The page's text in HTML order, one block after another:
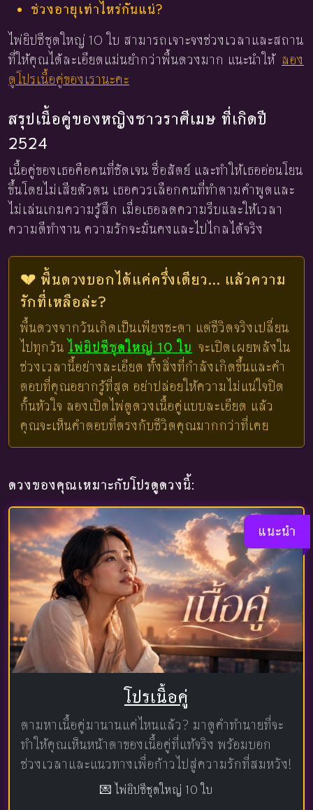
ช่วงอายุเท่าไหร่กันแน่?
ไพ่ยิปซีชุดใหญ่ 10 ใบ สามารถเจาะจงช่วงเวลาและสถาน
ที่ให้คุณได้ละเอียดแม่นยำกว่าพื้นดวงมาก แนะนำให้ ลอง
ดูโปรเนื้อคู่ของเรานะคะ
สรุปเนื้อคู่ของหญิงชาวราศีเมษ ที่เกิดปี
2524
เนื้อคู่ของเธอคือคนที่ชัดเจน ซื่อสัตย์ และทำให้เธออ่อนโยน
ขึ้นโดยไม่เสียตัวตน เธอควรเลือกคนที่ทำตามคำพูดและ
ไม่เล่นเกมความรู้สึก เมื่อเธอลดความรีบและให้เวลา
ความดีทำงาน ความรักจะมั่นคงและไปไกลได้จริง
💔 พื้นดวงบอกได้แค่ครึ่งเดียว... แล้วความ
รักที่เหลือล่ะ?
พื้นดวงจากวันเกิดเป็นเพียงชะตา แต่ชีวิตจริงเปลี่ยน
ไปทุกวัน ไพ่ยิปซีชุดใหญ่ 10 ใบ จะเปิดเผยพลังใน
ช่วงเวลานี้อย่างละเอียด ทั้งสิ่งที่กำลังเกิดขึ้นและคำ
ตอบที่คุณอยากรู้ที่สุด อย่าปล่อยให้ความไม่แน่ใจปิด
กั้นหัวใจ ลองเปิดไพ่ดูดวงเนื้อคู่แบบละเอียด แล้ว
คุณจะเห็นคำตอบที่ตรงกับชีวิตคุณมากกว่าที่เคย
ดวงของคุณเหมาะกับโปรดูดวงนี้:
แนะนำ
โปรเนื้อคู่
ตามหาเนื้อคู่มานานแค่ไหนแล้ว? มาดูคำทำนายที่จะ
ทำให้คุณเห็นหน้าตาของเนื้อคู่ที่แท้จริง พร้อมบอก
ช่วงเวลาและแนวทางเพื่อก้าวไปสู่ความรักที่สมหวัง!
💌 ไพ่ยิปซีชุดใหญ่ 10 ใบ